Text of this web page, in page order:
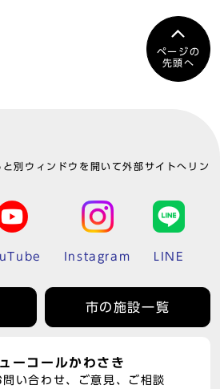
ページの
先頭へ
別ウィンドウを開いて外部サイトへリン
Instagram LINE
市の施設一覧
ーコールかわさき
い合わせ、ご意見、ご相談